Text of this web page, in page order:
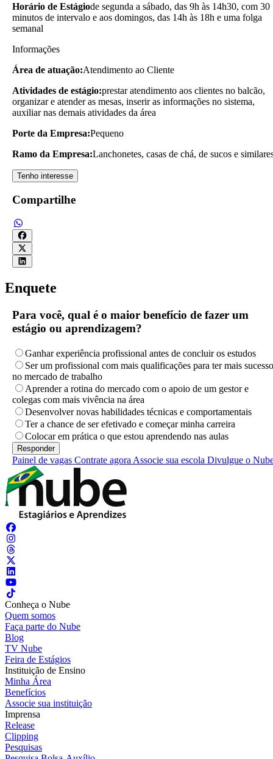
Horário de Estágiode segunda a sábado, das 9h às 14h30, com 30
minutos de intervalo e aos domingos, das 14h às 18h e uma folga
semanal
Informações
Área de atuação:Atendimento ao Cliente
Atividades de estágio:prestar atendimento aos clientes no balcão,
organizar e atender as mesas, inserir as informações no sistema,
auxiliar nas demais atividades da área
Porte da Empresa:Pequeno
Ramo da Empresa:Lanchonetes, casas de chá, de sucos e
Tenho interesse
Compartilhe
Enquete
Para você, qual é o maior benefício de fazer um
estágio ou aprendizagem?
Ganhar experiência profissional antes de concluir os estudos
Ser um profissional com mais qualificações para ter mais sucesso
no mercado de trabalho
Aprender a rotina do mercado com o apoio de um gestor e
colegas com mais vivência na área
Desenvolver novas habilidades técnicas e comportamentais
Ter a chance de ser efetivado e começar minha carreira
Colocar em prática o que estou aprendendo nas aulas
Painel de vagas Contrate agora Associe sua escola Divulgue o
Conheça o Nube
Quem somos
Faça parte do Nube
Blog
TV Nube
Feira de Estágios
Instituição de Ensino
Minha Área
Benefícios
Associe sua instituição
Imprensa
Release
Clipping
Pesquisas